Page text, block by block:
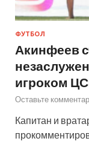
ФУТБОЛ
Акинфеев
игроком
Оставьте
Капитан и